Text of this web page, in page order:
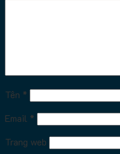
Tên *
Email *
Trang web